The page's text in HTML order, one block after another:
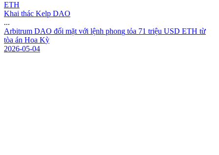
ETH
Khai thác Kelp DAO
...
Arbitrum DAO đối mặt với lệnh phong tỏa 71 triệu USD ETH từ
tòa án Hoa Kỳ
2026-05-04